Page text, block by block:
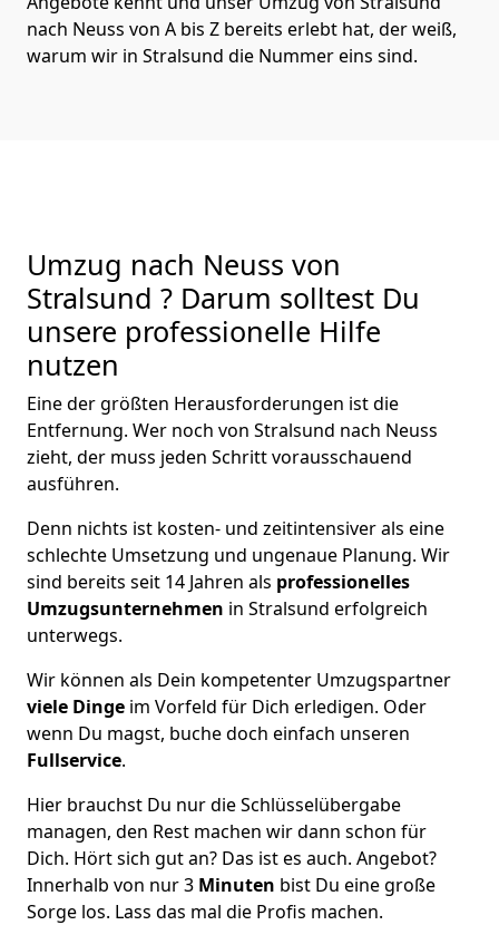
nach Neuss von A bis Z bereits erlebt hat, der weiß,
warum wir in Stralsund die Nummer eins sind.
Umzug nach Neuss von
Stralsund ? Darum solltest Du
unsere professionelle Hilfe
nutzen
Eine der größten Herausforderungen ist die
Entfernung. Wer noch von Stralsund nach Neuss
zieht, der muss jeden Schritt vorausschauend
ausführen.
Denn nichts ist kosten- und zeitintensiver als eine
schlechte Umsetzung und ungenaue Planung. Wir
sind bereits seit 14 Jahren als professionelles
Umzugsunternehmen in Stralsund erfolgreich
unterwegs.
Wir können als Dein kompetenter Umzugspartner
viele Dinge im Vorfeld für Dich erledigen. Oder
wenn Du magst, buche doch einfach unseren
Fullservice.
Hier brauchst Du nur die Schlüsselübergabe
managen, den Rest machen wir dann schon für
Dich. Hört sich gut an? Das ist es auch. Angebot?
Innerhalb von nur 3 Minuten bist Du eine große
Sorge los. Lass das mal die Profis machen.